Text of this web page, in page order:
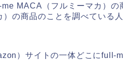
MACA（フルミーマカ）
の商品のことを調べている
）サイトの一体どこにfull-